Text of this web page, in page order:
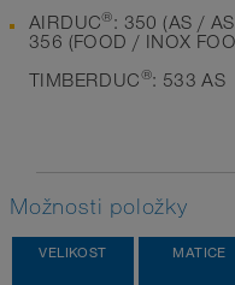
AIRDUC®: 350 (AS /
356 (FOOD / INOX
TIMBERDUC®: 533 AS
Možnosti položky
VELIKOST MATICE